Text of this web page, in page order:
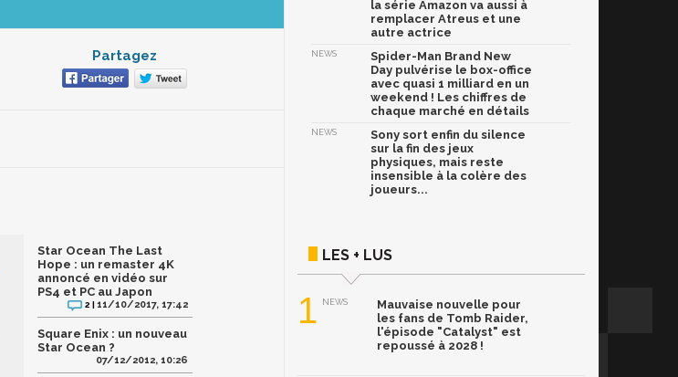
Partagez
Star Ocean The Last
Hope : un remaster 4K
annoncé en vidéo sur
PS4 et PC au Japon
2 |11/10/2017, 17:42
Square Enix : un nouveau
Star Ocean ?
07/12/2012, 10:26
la série Amazon va aussi à
remplacer Atreus et une
autre actrice
NEWS
Spider-Man Brand New
Day pulvérise le box-office
avec quasi 1 milliard en un
weekend ! Les chiffres de
chaque marché en détails
NEWS
Sony sort enfin du silence
sur la fin des jeux
physiques, mais reste
insensible à la colère des
joueurs...
LES + LUS
1 NEWS
Mauvaise nouvelle pour
les fans de Tomb Raider,
l'épisode "Catalyst" est
repoussé à 2028 !